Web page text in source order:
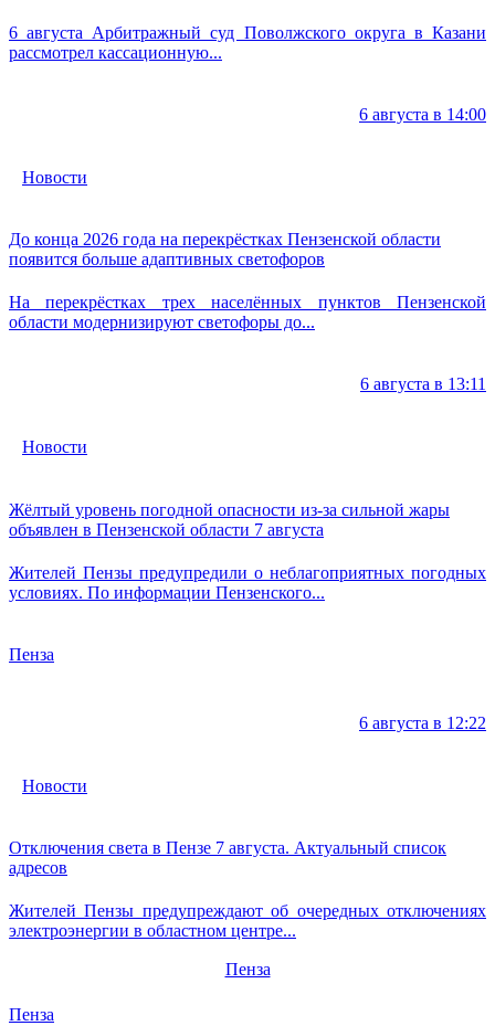
6 августа Арбитражный суд Поволжского округа в Казани
рассмотрел кассационную...
6 августа в 14:00
Новости
До конца 2026 года на перекрёстках Пензенской области
появится больше адаптивных светофоров
На перекрёстках трех населённых пунктов Пензенской
области модернизируют светофоры до...
6 августа в 13:11
Новости
Жёлтый уровень погодной опасности из-за сильной жары
объявлен в Пензенской области 7 августа
Жителей Пензы предупредили о неблагоприятных погодных
условиях. По информации Пензенского...
Пенза
6 августа в 12:22
Новости
Отключения света в Пензе 7 августа. Актуальный список
адресов
Жителей Пензы предупреждают об очередных отключениях
электроэнергии в областном центре...
Пенза
Пенза